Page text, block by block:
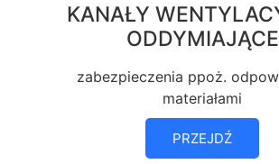
KANAŁY
ODDYMIAJĄCE
zabezpieczenia ppoż.
materiałami
PRZEJDŹ